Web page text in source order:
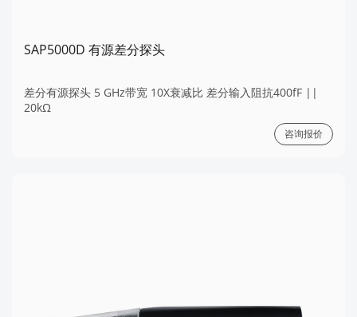
SAP5000D 有源差分探头
差分有源探头 5 GHz带宽 10X衰减比 差分输入阻抗400fF ||
20kΩ
咨询报价